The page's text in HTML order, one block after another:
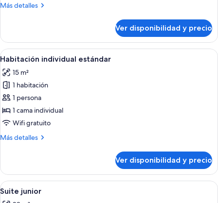
al
Más detalles
Más
doble,
vista
al
Ver disponibilidad y precio
Ver
todas
las
fotos
de
Habitación
individual
Una habitación de hotel compacta
13
Habitación individual estándar
15 m²
1 habitación
1 persona
1 cama individual
Wifi gratuito
Más detalles
Más
individual
estándar
Ver disponibilidad y precio
Ver
todas
Una habitación de hotel con una
9
Suite junior